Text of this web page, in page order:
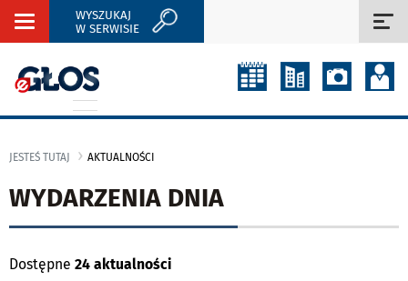
Rozwiń
WYSZUKAJ
W SERWISIE
JESTEŚ TUTAJ AKTUALNOŚCI
WYDARZENIA DNIA
Dostępne 24 aktualności